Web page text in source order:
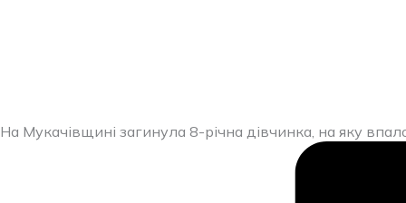
На Мукачівщині загинула 8-річна дівчинка, на яку